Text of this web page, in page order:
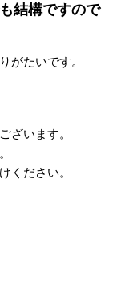
結構ですので
がたいです。
ざいます。
ください。